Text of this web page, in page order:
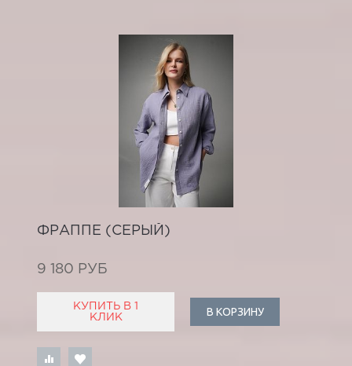
ФРАППЕ (СЕРЫЙ)
9 180 РУБ
КУПИТЬ В 1
КЛИК
В КОРЗИНУ